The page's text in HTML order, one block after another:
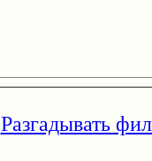
Разгадывать